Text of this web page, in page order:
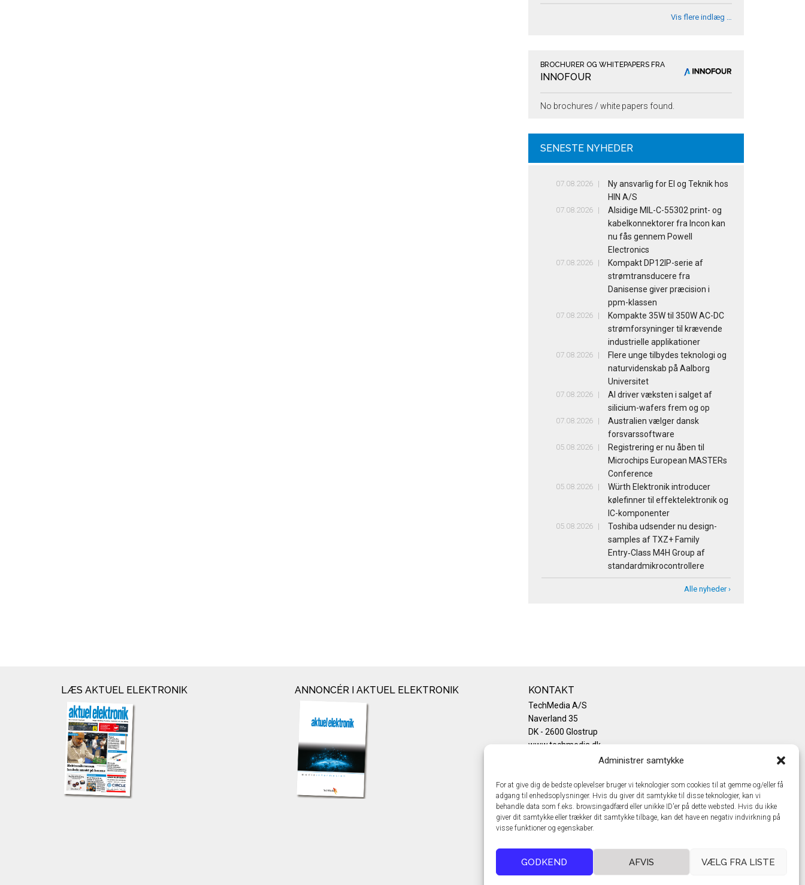
Administrer samtykke
For at give dig de bedste oplevelser bruger vi teknologier som cookies til at gemme og/eller få
adgang til enhedsoplysninger. Hvis du giver dit samtykke til disse teknologier, kan vi
behandle data som f.eks. browsingadfærd eller unikke ID'er på dette websted. Hvis du ikke
giver dit samtykke eller trækker dit samtykke tilbage, kan det have en negativ indvirkning på
visse funktioner og egenskaber.
GODKEND AFVIS VÆLG FRA LISTE
Vis flere indlæg …
BROCHURER OG WHITEPAPERS FRA
INNOFOUR
No brochures / white papers found.
SENESTE NYHEDER
07.08.2026
Ny ansvarlig for El og Teknik hos
HIN A/S
07.08.2026
Alsidige MIL-C-55302 print- og
kabelkonnektorer fra Incon kan
nu fås gennem Powell
Electronics
07.08.2026
Kompakt DP12IP-serie af
strømtransducere fra
Danisense giver præcision i
ppm-klassen
07.08.2026
Kompakte 35W til 350W AC-DC
strømforsyninger til krævende
industrielle applikationer
07.08.2026
Flere unge tilbydes teknologi og
naturvidenskab på Aalborg
Universitet
07.08.2026
AI driver væksten i salget af
silicium-wafers frem og op
07.08.2026
Australien vælger dansk
forsvarssoftware
05.08.2026
Registrering er nu åben til
Microchips European MASTERs
Conference
05.08.2026
Würth Elektronik introducer
kølefinner til effektelektronik og
IC-komponenter
05.08.2026
Toshiba udsender nu design-
samples af TXZ+ Family
Entry‑Class M4H Group af
standardmikrocontrollere
Alle nyheder ›
LÆS AKTUEL ELEKTRONIK ANNONCÉR I AKTUEL ELEKTRONIK KONTAKT
TechMedia A/S
Naverland 35
DK - 2600 Glostrup
www.techmedia.dk
Telefon: +45 43 24 26 28
Privatlivspolitik
Cookiepolitik